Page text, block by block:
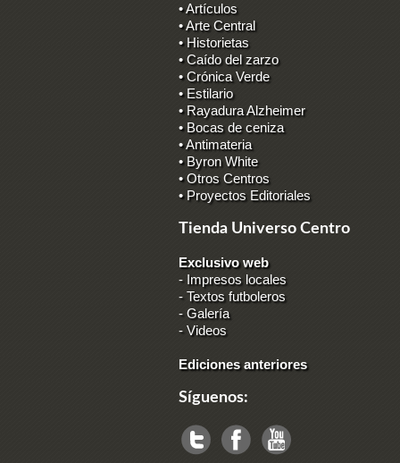
• Artículos
• Arte Central
• Historietas
• Caído del zarzo
• Crónica Verde
• Estilario
• Rayadura Alzheimer
• Bocas de ceniza
• Antimateria
• Byron White
• Otros Centros
• Proyectos Editoriales
Tienda Universo Centro
Exclusivo web
- Impresos locales
- Textos futboleros
- Galería
- Videos
Ediciones anteriores
Síguenos: